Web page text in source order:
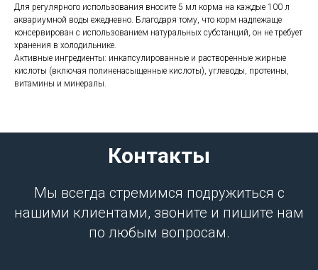
Для регулярного использования вносите 5 мл корма на каждые 100 л
аквариумной воды ежедневно. Благодаря тому, что корм надлежаще
консервирован с использованием натуральных субстанций, он не требует
хранения в холодильнике.
Активные ингредиенты: инкапсулированные и растворенные жирные
кислоты (включая полиненасыщенные кислоты), углеводы, протеины,
витамины и минералы.
Контакты
Мы всегда стремимся подружиться с
нашими клиентами, звоните и пишите нам
по любым вопросам.